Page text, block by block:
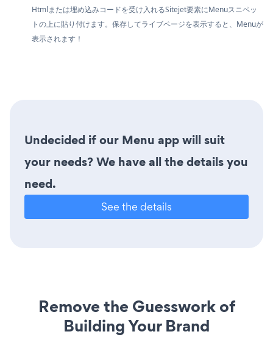
Htmlまたは埋め込みコードを受け入れるSitejet要素にMenuスニペッ
トの上に貼り付けます。保存してライブページを表示すると、Menuが
表示されます！
Undecided if our Menu app will suit
your needs? We have all the details you
need.
See the details
Remove the Guesswork of
Building Your Brand